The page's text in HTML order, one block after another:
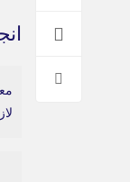
ایران سفر
عمومی و